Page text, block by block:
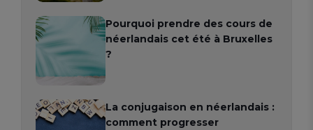
Pourquoi prendre des cours de
néerlandais cet été à Bruxelles
?
La conjugaison en néerlandais :
comment progresser